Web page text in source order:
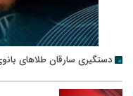
دستگیری سارقان طلاهای